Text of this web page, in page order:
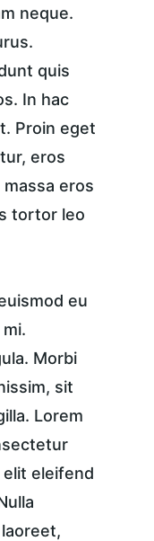
neque.
quis
In hac
Proin eget
eros
eros
tortor leo
eu
Morbi
sit
Lorem
eleifend